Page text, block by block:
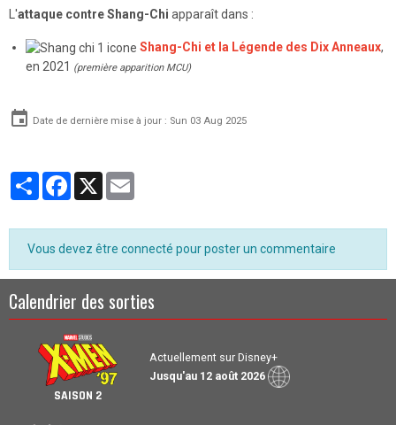
L'attaque contre Shang-Chi apparaît dans :
Shang-Chi et la Légende des Dix Anneaux,
en 2021 (première apparition MCU)
Date de dernière mise à jour : Sun 03 Aug 2025
PartagerFacebook
X
Vous devez être connecté pour poster un commentaire
Calendrier des sorties
SAISON 2
Actuellement sur Disney+
Jusqu'au 12 août 2026